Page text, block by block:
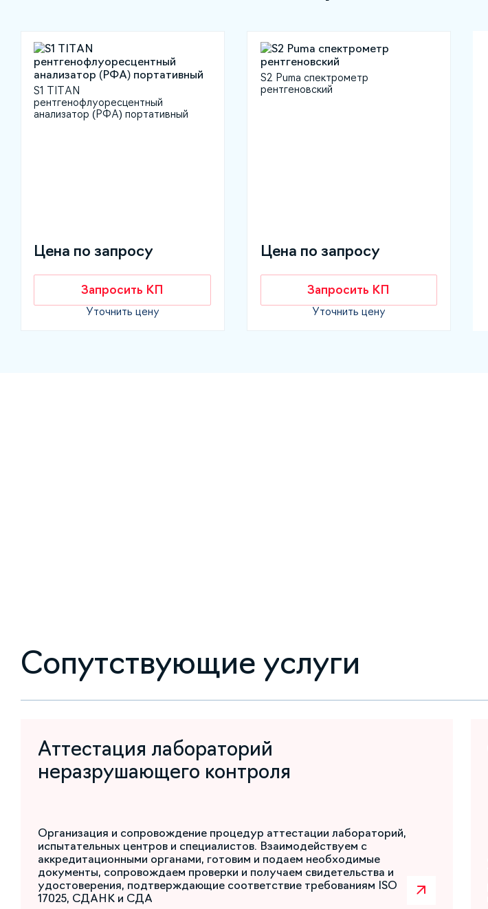
S1 TITAN
рентгенофлуоресцентный
анализатор (РФА) портативный
Цена по запросу
Запросить КП
Уточнить цену
S2 Puma спектрометр
рентгеновский
Цена по запросу
Запросить КП
Уточнить цену
Сопутствующие услуги
Аттестация лабораторий
неразрушающего контроля
Организация и сопровождение процедур аттестации лабораторий,
испытательных центров и специалистов. Взаимодействуем с
аккредитационными органами, готовим и подаем необходимые
документы, сопровождаем проверки и получаем свидетельства и
удостоверения, подтверждающие соответствие требованиям ISO
17025, СДАНК и СДА